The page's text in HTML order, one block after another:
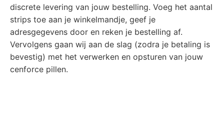
discrete levering van jouw bestelling. Voeg het aantal
strips toe aan je winkelmandje, geef je
adresgegevens door en reken je bestelling af.
Vervolgens gaan wij aan de slag (zodra je betaling is
bevestig) met het verwerken en opsturen van jouw
cenforce pillen.